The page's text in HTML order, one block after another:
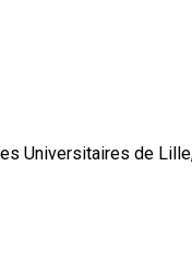
Universitaires de